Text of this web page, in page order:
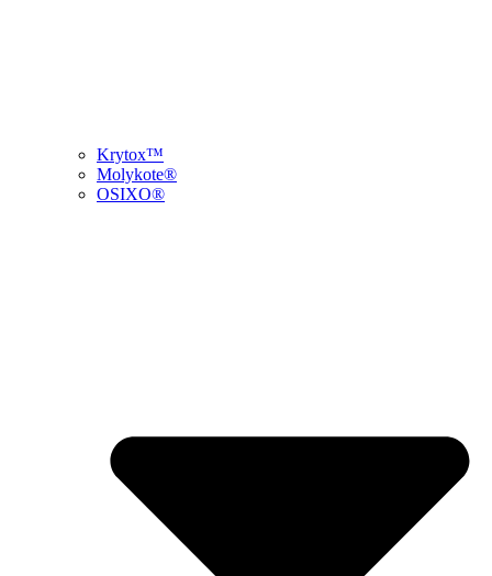
Krytox™
Molykote®
OSIXO®